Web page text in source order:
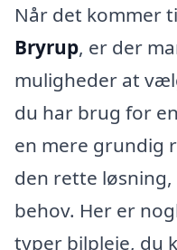
Når det kommer
Bryrup, er der
muligheder at
du har brug for
en mere grundig
den rette
behov. Her er
typer bilpleje, du